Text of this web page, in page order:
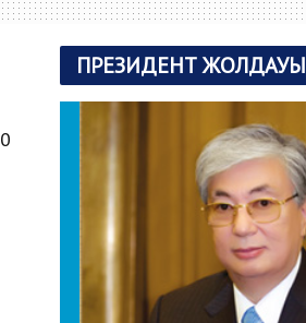
0
ПРЕЗИДЕНТ ЖОЛДАУЫ